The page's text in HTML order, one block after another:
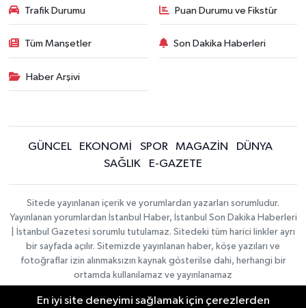
Trafik Durumu Puan Durumu ve Fikstür
Tüm Manşetler Son Dakika Haberleri
Haber Arşivi
GÜNCEL EKONOMİ SPOR MAGAZİN
DÜNYA
SAĞLIK
E-GAZETE
Sitede yayınlanan içerik ve yorumlardan yazarları sorumludur.
Yayınlanan yorumlardan İstanbul Haber, İstanbul Son Dakika Haberleri
| İstanbul Gazetesi sorumlu tutulamaz. Sitedeki tüm harici linkler ayrı
bir sayfada açılır. Sitemizde yayınlanan haber, köşe yazıları ve
fotoğraflar izin alınmaksızın kaynak gösterilse dahi, herhangi bir
ortamda kullanılamaz ve yayınlanamaz
En iyi site deneyimi sağlamak için çerezlerden